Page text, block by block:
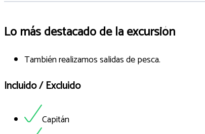
Lo más destacado de la excursión
También realizamos salidas de pesca.
Incluido / Excluido
Capitán